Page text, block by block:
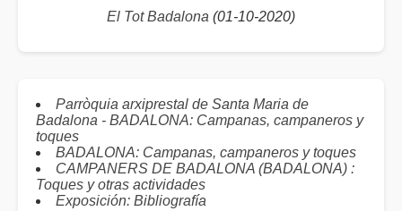
El Tot Badalona (01-10-2020)
Parròquia arxiprestal de Santa Maria de
Badalona - BADALONA: Campanas, campaneros y
toques
BADALONA: Campanas, campaneros y toques
CAMPANERS DE BADALONA (BADALONA) :
Toques y otras actividades
Exposición: Bibliografía